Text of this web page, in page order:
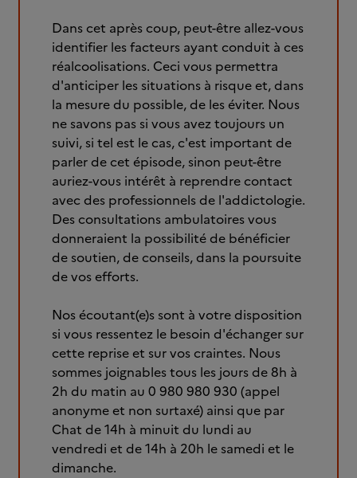
Dans cet après coup, peut-être allez-vous
identifier les facteurs ayant conduit à ces
réalcoolisations. Ceci vous permettra
d'anticiper les situations à risque et, dans
la mesure du possible, de les éviter. Nous
ne savons pas si vous avez toujours un
suivi, si tel est le cas, c'est important de
parler de cet épisode, sinon peut-être
auriez-vous intérêt à reprendre contact
avec des professionnels de l'addictologie.
Des consultations ambulatoires vous
donneraient la possibilité de bénéficier
de soutien, de conseils, dans la poursuite
de vos efforts.
Nos écoutant(e)s sont à votre disposition
si vous ressentez le besoin d'échanger sur
cette reprise et sur vos craintes. Nous
sommes joignables tous les jours de 8h à
2h du matin au 0 980 980 930 (appel
anonyme et non surtaxé) ainsi que par
Chat de 14h à minuit du lundi au
vendredi et de 14h à 20h le samedi et le
dimanche.